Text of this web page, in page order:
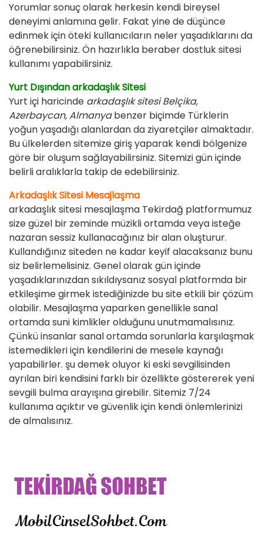
Yorumlar sonuç olarak herkesin kendi bireysel
deneyimi anlamına gelir. Fakat yine de düşünce
edinmek için öteki kullanıcıların neler yaşadıklarını da
öğrenebilirsiniz. Ön hazırlıkla beraber dostluk sitesi
kullanımı yapabilirsiniz.
Yurt Dışından arkadaşlık Sitesi
Yurt içi haricinde arkadaşlık sitesi Belçika,
Azerbaycan, Almanyabenzer biçimde Türklerin
yoğun yaşadığı alanlardan da ziyaretçiler almaktadır.
Bu ülkelerden sitemize giriş yaparak kendi bölgenize
göre bir oluşum sağlayabilirsiniz. Sitemizi gün içinde
belirli aralıklarla takip de edebilirsiniz.
Arkadaşlık Sitesi Mesajlaşma
arkadaşlık sitesi mesajlaşma Tekirdağ platformumuz
size güzel bir zeminde müzikli ortamda veya isteğe
nazaran sessiz kullanacağınız bir alan oluşturur.
Kullandığınız siteden ne kadar keyif alacaksanız bunu
siz belirlemelisiniz. Genel olarak gün içinde
yaşadıklarınızdan sıkıldıysanız sosyal platformda bir
etkileşime girmek istediğinizde bu site etkili bir çözüm
olabilir. Mesajlaşma yaparken genellikle sanal
ortamda suni kimlikler olduğunu unutmamalısınız.
Çünkü insanlar sanal ortamda sorunlarla karşılaşmak
istemedikleri için kendilerini de mesele kaynağı
yapabilirler. şu demek oluyor ki eski sevgilisinden
ayrılan biri kendisini farklı bir özellikte göstererek yeni
sevgili bulma arayışına girebilir. Sitemiz 7/24
kullanıma açıktır ve güvenlik için kendi önlemlerinizi
de almalısınız.